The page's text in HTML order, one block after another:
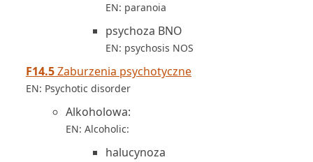
EN: paranoia
psychoza BNO
EN: psychosis NOS
F14.5Zaburzenia psychotyczne
EN: Psychotic disorder
Alkoholowa:
EN: Alcoholic:
halucynoza